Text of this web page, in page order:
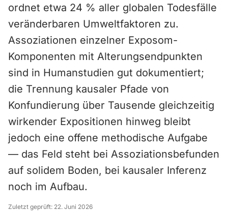
ordnet etwa 24 % aller globalen Todesfälle
veränderbaren Umweltfaktoren zu.
Assoziationen einzelner Exposom-
Komponenten mit Alterungsendpunkten
sind in Humanstudien gut dokumentiert;
die Trennung kausaler Pfade von
Konfundierung über Tausende gleichzeitig
wirkender Expositionen hinweg bleibt
jedoch eine offene methodische Aufgabe
— das Feld steht bei Assoziationsbefunden
auf solidem Boden, bei kausaler Inferenz
noch im Aufbau.
Zuletzt geprüft: 22. Juni 2026